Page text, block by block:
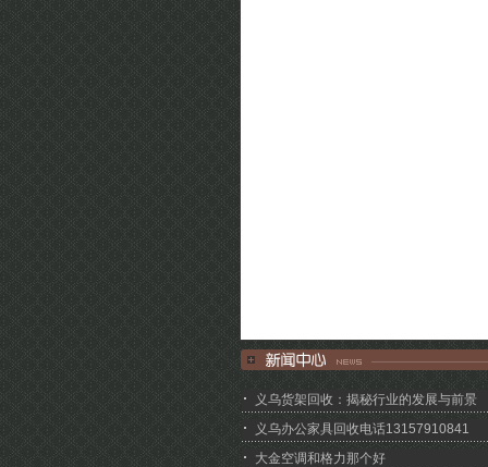
义乌货架回收：揭秘行业的发展与前景
义乌办公家具回收电话13157910841
大金空调和格力那个好